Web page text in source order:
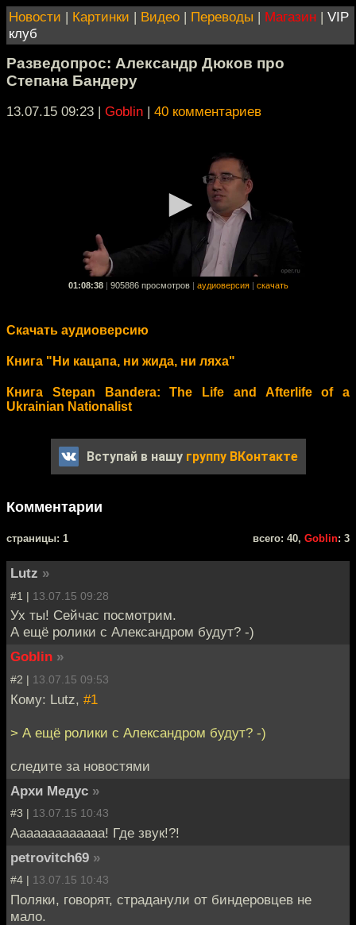
Новости | Картинки | Видео | Переводы | Магазин | VIP
клуб
Разведопрос: Александр Дюков про
Степана Бандеру
13.07.15 09:23 | Goblin | 40 комментариев
01:08:38 905886 просмотров аудиоверсия скачать
Скачать аудиоверсию
Книга "Ни кацапа, ни жида, ни ляха"
Книга Stepan Bandera: The Life and Afterlife of a
Ukrainian Nationalist
Вступай в нашу группу ВКонтакте
Комментарии
cтраницы: 1 всего: 40, Goblin: 3
Lutz »
#1 | 13.07.15 09:28
Ух ты! Сейчас посмотрим.
А ещё ролики с Александром будут? -)
Goblin »
#2 | 13.07.15 09:53
Кому: Lutz, #1
> А ещё ролики с Александром будут? -)
следите за новостями
Архи Медус »
#3 | 13.07.15 10:43
Ааааааааааааа! Где звук!?!
petrovitch69 »
#4 | 13.07.15 10:43
Поляки, говорят, страданули от биндеровцев не
мало.